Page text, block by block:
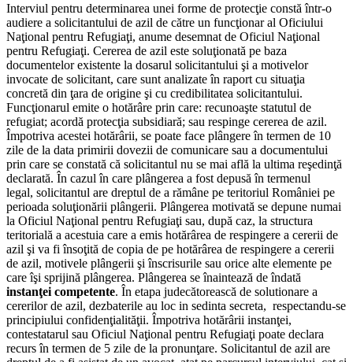
Interviul pentru determinarea unei forme de protecţie constă într-o
audiere a solicitantului de azil de către un funcţionar al Oficiului
Naţional pentru Refugiaţi, anume desemnat de Oficiul Naţional
pentru Refugiaţi. Cererea de azil este soluţionată pe baza
documentelor existente la dosarul solicitantului şi a motivelor
invocate de solicitant, care sunt analizate în raport cu situaţia
concretă din ţara de origine şi cu credibilitatea solicitantului.
Funcţionarul emite o hotărâre prin care: recunoaşte statutul de
refugiat; acordă protecţia subsidiară; sau respinge cererea de azil.
Împotriva acestei hotărârii, se poate face plângere în termen de 10
zile de la data primirii dovezii de comunicare sau a documentului
prin care se constată că solicitantul nu se mai află la ultima reşedinţă
declarată. În cazul în care plângerea a fost depusă în termenul
legal, solicitantul are dreptul de a rămâne pe teritoriul României pe
perioada soluţionării plângerii. Plângerea motivată se depune numai
la Oficiul Naţional pentru Refugiaţi sau, după caz, la structura
teritorială a acestuia care a emis hotărârea de respingere a cererii de
azil şi va fi însoţită de copia de pe hotărârea de respingere a cererii
de azil, motivele plângerii şi înscrisurile sau orice alte elemente pe
care îşi sprijină plângerea. Plângerea se înaintează de îndată
instanţei competente. În etapa judecătorească de solutionare a
cererilor de azil, dezbaterile au loc in sedinta secreta, respectandu-se
principiului confidenţialităţii. Împotriva hotărârii instanţei,
contestatarul sau Oficiul Naţional pentru Refugiaţi poate declara
recurs în termen de 5 zile de la pronunţare. Solicitantul de azil are